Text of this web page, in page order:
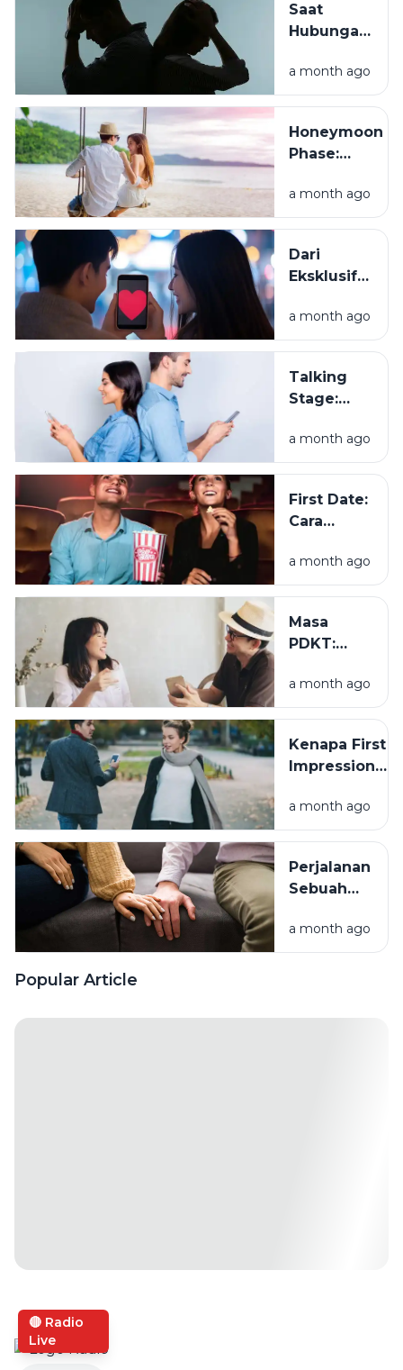
Menjaganya
Saat
Hubungan
Konflik,
Kompromi,
Komunikasi
a month ago
Honeymoon
Phase:
Semua
Terasa
Awal
Hubungan?
a month ago
Dari
Eksklusif
Pacaran,
Apa
a month ago
Talking
Stage:
Dekat, tapi
Belum
a month ago
First Date:
Cara
Kesan
Pertama
a month ago
Masa
PDKT:
Seseorang
Tanpa
buru
a month ago
Kenapa First
Impression
Menentukan
Ketertarikan?
a month ago
Perjalanan
Sebuah
Memahami
Setiap
Kisah
a month ago
Popular Article
🔴 Radio
Live